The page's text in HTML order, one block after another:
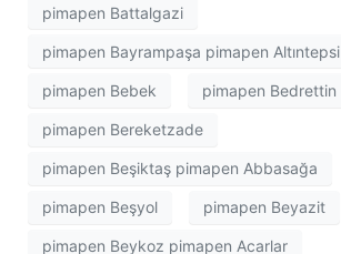
pimapen Battalgazi
pimapen Bayrampaşa pimapen Altıntepsi
pimapen Bebek pimapen Bedrettin
pimapen Bereketzade
pimapen Beşiktaş pimapen Abbasağa
pimapen Beşyol pimapen Beyazit
pimapen Beykoz pimapen Acarlar